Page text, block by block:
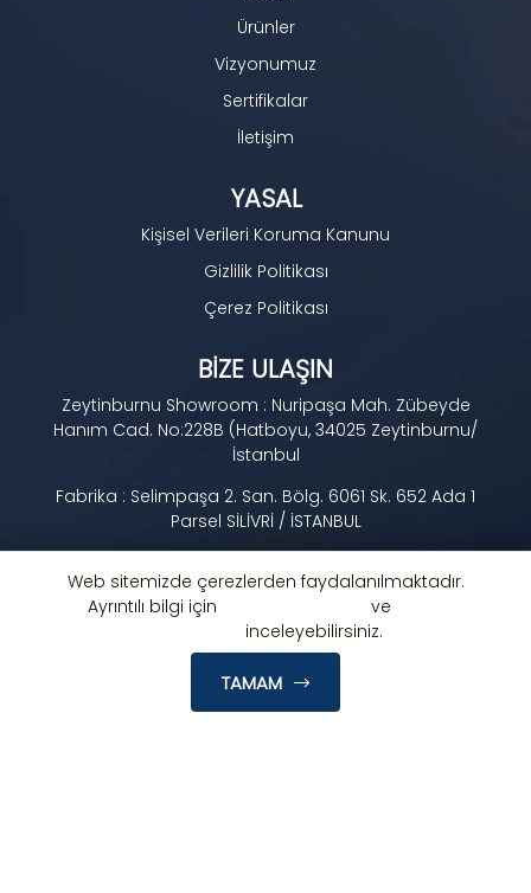
Ürünler
Vizyonumuz
Sertifikalar
İletişim
YASAL
Kişisel Verileri Koruma Kanunu
Gizlilik Politikası
Çerez Politikası
BIZE ULAŞIN
Zeytinburnu Showroom : Nuripaşa Mah. Zübeyde
Hanım Cad. No:228B (Hatboyu, 34025 Zeytinburnu/
İstanbul
Fabrika : Selimpaşa 2. San. Bölg. 6061 Sk. 652 Ada 1
Parsel SİLİVRİ / İSTANBUL
Fabrika : +90 212 734 39 00
meydanmakina@gmail.com
Web sitemizde çerezlerden faydalanılmaktadır.
Ayrıntılı bilgi için
ve
inceleyebilirsiniz.
TAMAM